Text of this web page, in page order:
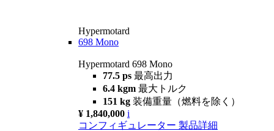
Hypermotard
698 Mono
Hypermotard 698 Mono
77.5 ps 最高出力
6.4 kgm 最大トルク
151 kg 装備重量（燃料を除く）
¥ 1,840,000 i
コンフィギュレーター 製品詳細